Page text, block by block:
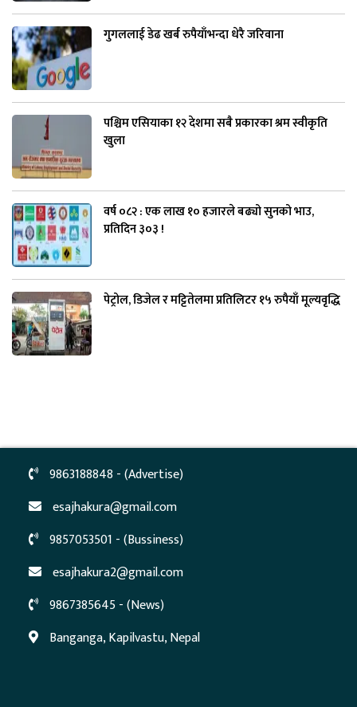
गुगललाई डेढ खर्ब रुपैयाँभन्दा धेरै जरिवाना
पश्चिम एसियाका १२ देशमा सबै प्रकारका श्रम स्वीकृति
खुला
वर्ष ०८२ : एक लाख १० हजारले बढ्यो सुनको भाउ,
प्रतिदिन ३०३ !
पेट्रोल, डिजेल र मट्टितेलमा प्रतिलिटर १५ रुपैयाँ मूल्यवृद्धि
9863188848 - (Advertise)
esajhakura@gmail.com
9857053501 - (Bussiness)
esajhakura2@gmail.com
9867385645 - (News)
Banganga, Kapilvastu, Nepal